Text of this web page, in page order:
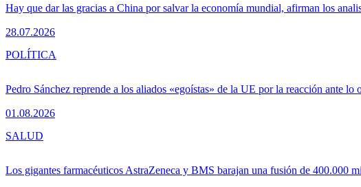
Hay que dar las gracias a China por salvar la economía mundial, afirman los
28.07.2026
Pedro Sánchez reprende a los aliados «egoístas» de la UE por la reacción ante lo
01.08.2026
POLÍTICA
Los gigantes farmacéuticos AstraZeneca y BMS barajan una fusión de 400.000
SALUD